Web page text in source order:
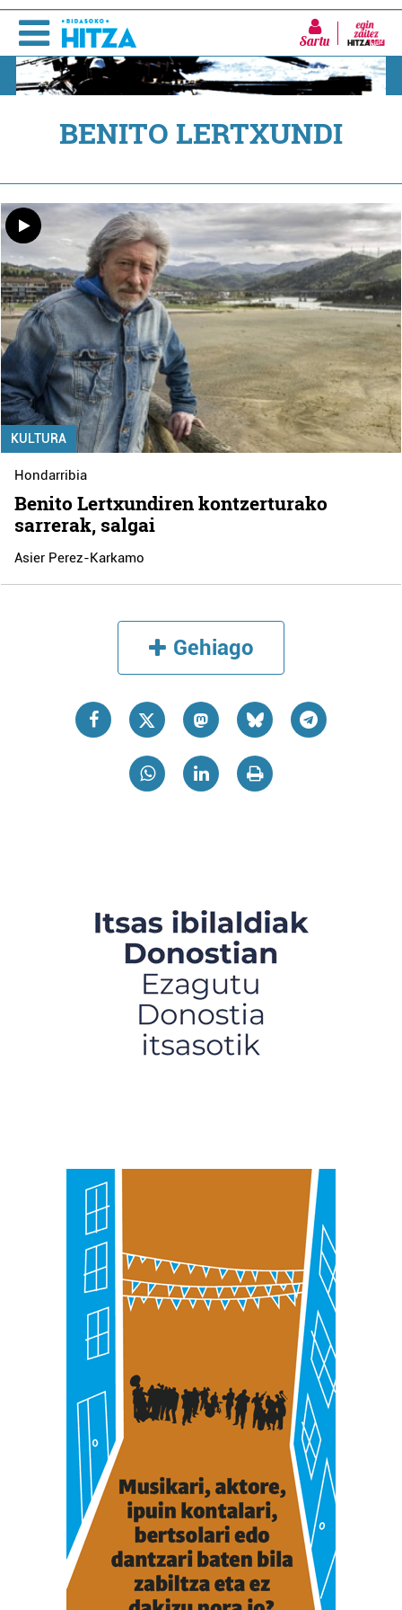
Sartu
BENITO LERTXUNDI
KULTURA
Hondarribia
Benito Lertxundiren kontzerturako
sarrerak, salgai
Asier Perez-Karkamo
Gehiago